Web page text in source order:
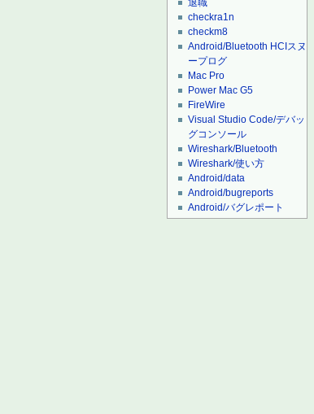
退職
checkra1n
checkm8
Android/Bluetooth HCIスヌ
ープログ
Mac Pro
Power Mac G5
FireWire
Visual Studio Code/デバッ
グコンソール
Wireshark/Bluetooth
Wireshark/使い方
Android/data
Android/bugreports
Android/バグレポート